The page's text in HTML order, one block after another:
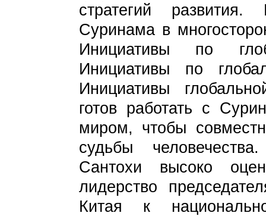
стратегий развития.
Суринама в
Инициативы по
Инициативы по
Инициативы
готов работать с
миром, чтобы
судьбы
Сантохи высоко
лидерство
Китая к